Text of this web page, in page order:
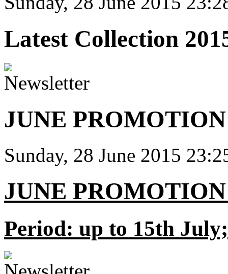
Latest Collection
JUNE
Sunday, 28 June 2015
JUNE
Period: up to 15th